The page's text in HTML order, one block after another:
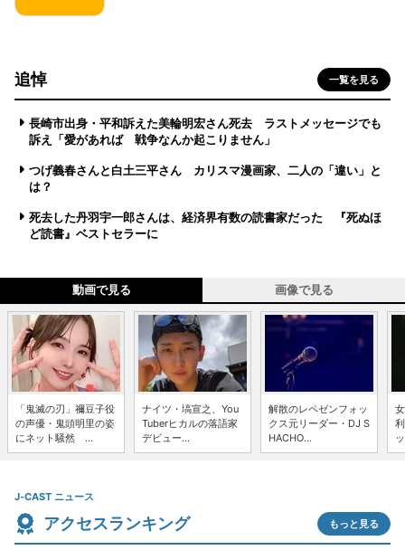
追悼 一覧を見る
長崎市出身・平和訴えた美輪明宏さん死去 ラストメッセージでも
訴え「愛があれば 戦争なんか起こりません」
つげ義春さんと白土三平さん カリスマ漫画家、二人の「違い」と
は？
死去した丹羽宇一郎さんは、経済界有数の読書家だった 『死ぬほ
ど読書』ベストセラーに
動画で見る 画像で見る
「鬼滅の刃」禰豆子役
の声優・鬼頭明里の姿
にネット騒然 ...
ナイツ・塙宣之、You
Tuberヒカルの落語家
デビュー...
解散のレペゼンフォッ
クス元リーダー・DJ S
HACHO...
J-CAST ニュース
アクセスランキング もっと見る